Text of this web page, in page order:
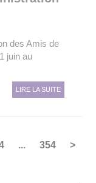
des Amis de
juin au
LIRE LA SUITE
... 354 >